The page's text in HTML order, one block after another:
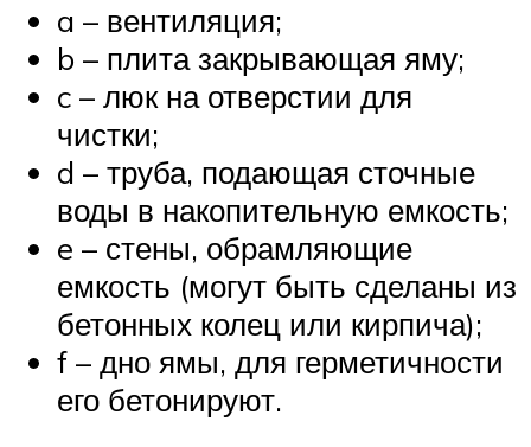
a – вентиляция;
b – плита закрывающая яму;
c – люк на отверстии для
чистки;
d – труба, подающая сточные
воды в накопительную емкость;
e – стены, обрамляющие
емкость (могут быть сделаны из
бетонных колец или кирпича);
f – дно ямы, для герметичности
его бетонируют.